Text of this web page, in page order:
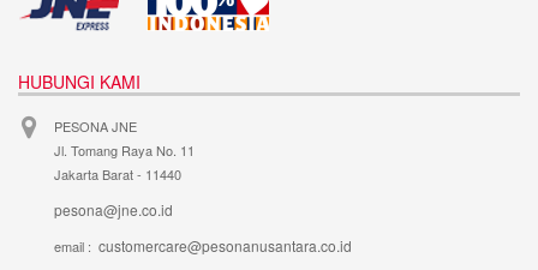
HUBUNGI KAMI
PESONA JNE
Jl. Tomang Raya No. 11
Jakarta Barat - 11440
pesona@jne.co.id
email : customercare@pesonanusantara.co.id